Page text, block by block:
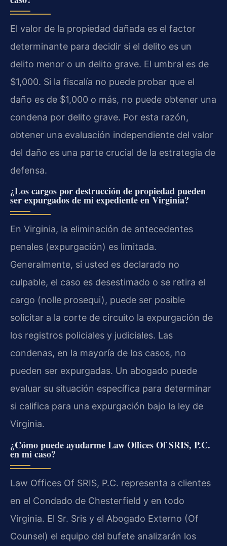
El valor de la propiedad dañada es el factor
determinante para decidir si el delito es un
delito menor o un delito grave. El umbral es de
$1,000. Si la fiscalía no puede probar que el
daño es de $1,000 o más, no puede obtener una
condena por delito grave. Por esta razón,
obtener una evaluación independiente del valor
del daño es una parte crucial de la estrategia de
defensa.
¿Los cargos por destrucción de propiedad pueden
ser expurgados de mi expediente en Virginia?
En Virginia, la eliminación de antecedentes
penales (expurgación) es limitada.
Generalmente, si usted es declarado no
culpable, el caso es desestimado o se retira el
cargo (nolle prosequi), puede ser posible
solicitar a la corte de circuito la expurgación de
los registros policiales y judiciales. Las
condenas, en la mayoría de los casos, no
pueden ser expurgadas. Un abogado puede
evaluar su situación específica para determinar
si califica para una expurgación bajo la ley de
Virginia.
¿Cómo puede ayudarme Law Offices Of SRIS, P.C.
en mi caso?
Law Offices Of SRIS, P.C. representa a clientes
en el Condado de Chesterfield y en todo
Virginia. El Sr. Sris y el Abogado Externo (Of
Counsel) el equipo del bufete analizarán los